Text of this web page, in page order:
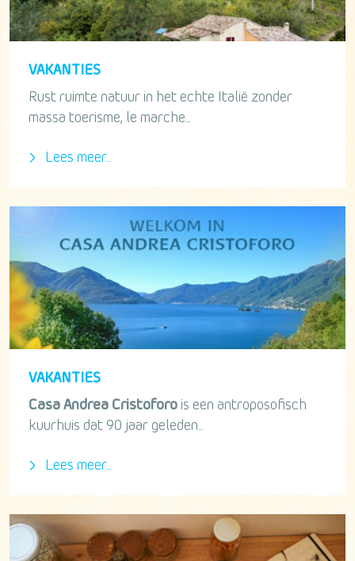
VAKANTIES
Rust ruimte natuur in het echte Italië zonder
massa toerisme, le marche...
Lees meer...
VAKANTIES
Casa Andrea Cristoforo is een antroposofisch
kuurhuis dat 90 jaar geleden...
Lees meer...